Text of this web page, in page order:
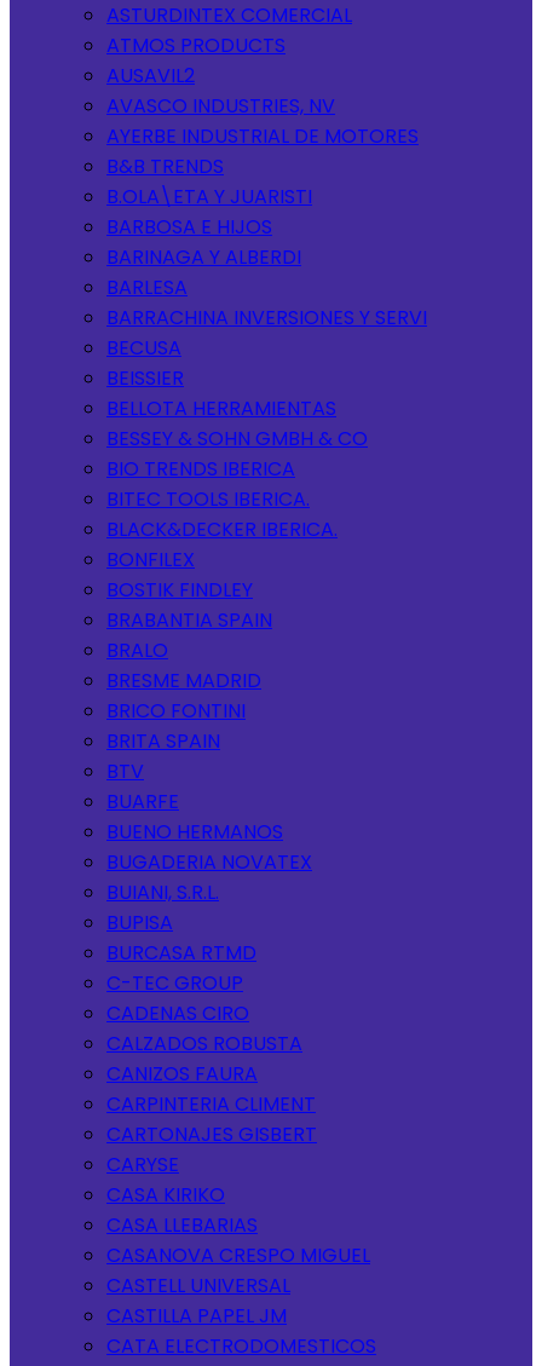
ASTURDINTEX COMERCIAL
ATMOS PRODUCTS
AUSAVIL2
AVASCO INDUSTRIES, NV
AYERBE INDUSTRIAL DE MOTORES
B&B TRENDS
B.OLA\ETA Y JUARISTI
BARBOSA E HIJOS
BARINAGA Y ALBERDI
BARLESA
BARRACHINA INVERSIONES Y SERVI
BECUSA
BEISSIER
BELLOTA HERRAMIENTAS
BESSEY & SOHN GMBH & CO
BIO TRENDS IBERICA
BITEC TOOLS IBERICA.
BLACK&DECKER IBERICA.
BONFILEX
BOSTIK FINDLEY
BRABANTIA SPAIN
BRALO
BRESME MADRID
BRICO FONTINI
BRITA SPAIN
BTV
BUARFE
BUENO HERMANOS
BUGADERIA NOVATEX
BUIANI, S.R.L.
BUPISA
BURCASA RTMD
C-TEC GROUP
CADENAS CIRO
CALZADOS ROBUSTA
CANIZOS FAURA
CARPINTERIA CLIMENT
CARTONAJES GISBERT
CARYSE
CASA KIRIKO
CASA LLEBARIAS
CASANOVA CRESPO MIGUEL
CASTELL UNIVERSAL
CASTILLA PAPEL JM
CATA ELECTRODOMESTICOS